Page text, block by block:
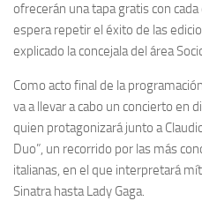
ofrecerán una tapa gratis con
espera repetir el éxito de las
explicado la concejala del área
Como acto final de la
va a llevar a cabo un concierto en
quien protagonizará junto a
Duo”, un recorrido por las más
italianas, en el que interpretará
Sinatra hasta Lady Gaga.